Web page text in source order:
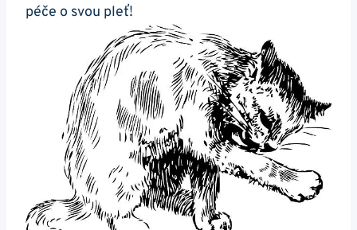
péče o svou pleť!